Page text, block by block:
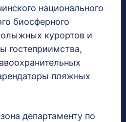
национального
биосферного
курортов и
гостеприимства,
пляжных
департаменту по